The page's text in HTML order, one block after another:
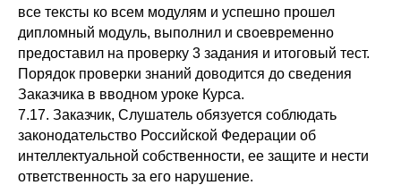
все тексты ко всем модулям и успешно прошел
дипломный модуль, выполнил и своевременно
предоставил на проверку 3 задания и итоговый тест.
Порядок проверки знаний доводится до сведения
Заказчика в вводном уроке Курса.
7.17. Заказчик, Слушатель обязуется соблюдать
законодательство Российской Федерации об
интеллектуальной собственности, ее защите и нести
ответственность за его нарушение.